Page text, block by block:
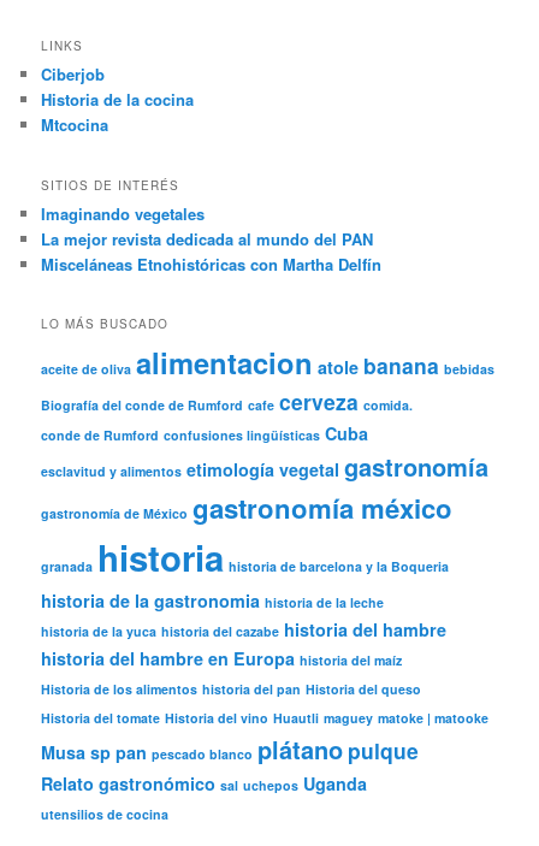
LINKS
Ciberjob
Historia de la cocina
Mtcocina
SITIOS DE INTERÉS
Imaginando vegetales
La mejor revista dedicada al mundo del PAN
Misceláneas Etnohistóricas con Martha Delfín
LO MÁS BUSCADO
aceite de oliva alimentacion atole banana bebidas
Biografía del conde de Rumford cafe cerveza comida.
conde de Rumford confusiones lingüísticas Cuba
esclavitud y alimentos etimología vegetal gastronomía
gastronomía de México gastronomía méxico
granada historia historia de barcelona y la Boqueria
historia de la gastronomia historia de la leche
historia de la yuca historia del cazabe historia del hambre
historia del hambre en Europa historia del maíz
Historia de los alimentos historia del pan Historia del queso
Historia del tomate Historia del vino Huautli maguey matoke | matooke
Musa sp pan pescado blanco plátano pulque
Relato gastronómico sal uchepos Uganda
utensilios de cocina